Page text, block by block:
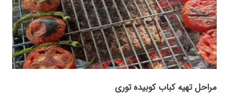
مراحل تهیه کباب کوبیده توری